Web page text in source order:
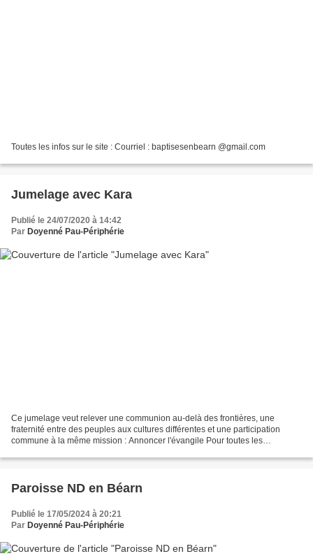
Toutes les infos sur le site : Courriel : baptisesenbearn @gmail.com
Jumelage avec Kara
Publié le 24/07/2020 à 14:42
Par Doyenné Pau-Périphérie
Ce jumelage veut relever une communion au-delà des frontières, une
fraternité entre des peuples aux cultures différentes et une participation
commune à la même mission : Annoncer l'évangile Pour toutes les
Paroisse ND en Béarn
Publié le 17/05/2024 à 20:21
Par Doyenné Pau-Périphérie